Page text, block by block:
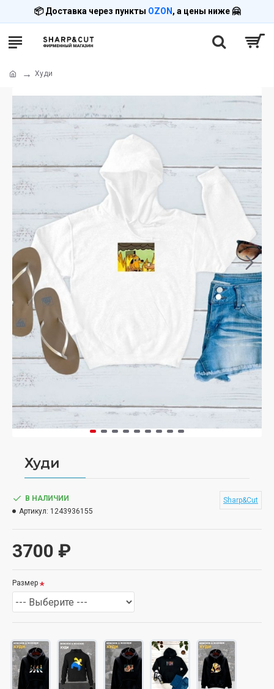
📦 Доставка через пункты OZON , а цены ниже 🤗
Худи
Худи
3700 ₽
В НАЛИЧИИ
Артикул: 1243936155
Sharp&Cut
Размер